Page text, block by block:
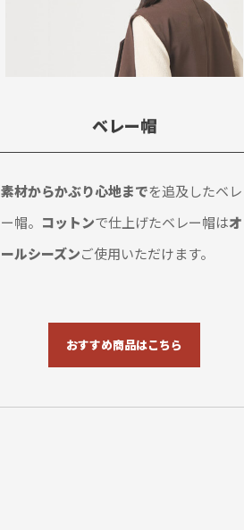
ベレー帽
素材からかぶり心地までを追及したベレ
ー帽。 コットンで仕上げたベレー帽はオ
ールシーズンご使用いただけます。
おすすめ商品はこちら